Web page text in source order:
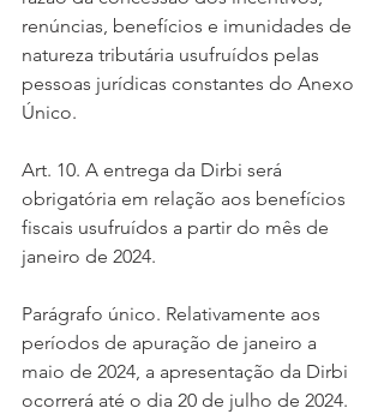
renúncias, benefícios e imunidades de
natureza tributária usufruídos pelas
pessoas jurídicas constantes do Anexo
Único.
Art. 10. A entrega da Dirbi será
obrigatória em relação aos benefícios
fiscais usufruídos a partir do mês de
janeiro de 2024.
Parágrafo único. Relativamente aos
períodos de apuração de janeiro a
maio de 2024, a apresentação da Dirbi
ocorrerá até o dia 20 de julho de 2024.